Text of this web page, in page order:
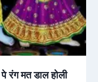
रंग मत डाल होली